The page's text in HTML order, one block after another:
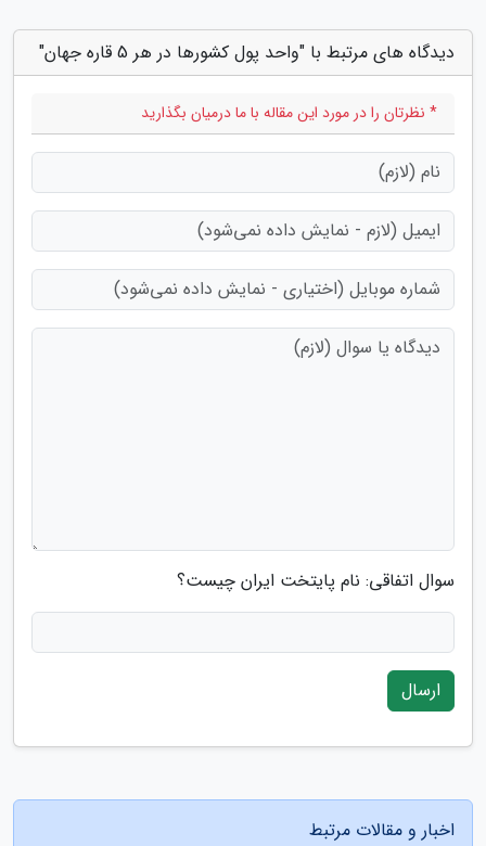
دیدگاه های مرتبط با "واحد پول کشورها در هر 5 قاره جهان"
* نظرتان را در مورد این مقاله با ما درمیان بگذارید
سوال اتفاقی: نام پایتخت ایران چیست؟
ارسال
اخبار و مقالات مرتبط